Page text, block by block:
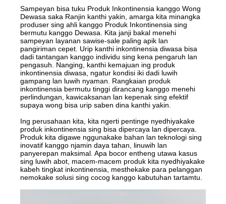
Sampeyan bisa tuku Produk Inkontinensia kanggo Wong
Dewasa saka Ranjin kanthi yakin, amarga kita minangka
produser sing ahli kanggo Produk Inkontinensia sing
bermutu kanggo Dewasa. Kita janji bakal menehi
sampeyan layanan sawise-sale paling apik lan
pangiriman cepet. Urip kanthi inkontinensia diwasa bisa
dadi tantangan kanggo individu sing kena pengaruh lan
pengasuh. Nanging, kanthi kemajuan ing produk
inkontinensia diwasa, ngatur kondisi iki dadi luwih
gampang lan luwih nyaman. Rangkaian produk
inkontinensia bermutu tinggi dirancang kanggo menehi
perlindungan, kawicaksanan lan kepenak sing efektif
supaya wong bisa urip saben dina kanthi yakin.
Ing perusahaan kita, kita ngerti pentinge nyedhiyakake
produk inkontinensia sing bisa dipercaya lan dipercaya.
Produk kita digawe nggunakake bahan lan teknologi sing
inovatif kanggo njamin daya tahan, linuwih lan
panyerepan maksimal. Apa bocor entheng utawa kasus
sing luwih abot, macem-macem produk kita nyedhiyakake
kabeh tingkat inkontinensia, mesthekake para pelanggan
nemokake solusi sing cocog kanggo kabutuhan tartamtu.